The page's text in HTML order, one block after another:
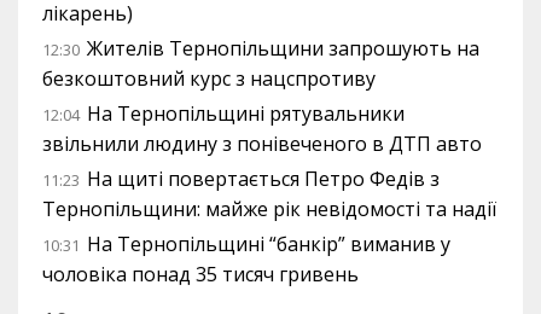
лікарень)
12:30 Жителів Тернопільщини запрошують на
безкоштовний курс з нацспротиву
12:04 На Тернопільщині рятувальники
звільнили людину з понівеченого в ДТП авто
11:23 На щиті повертається Петро Федів з
Тернопільщини: майже рік невідомості та надії
10:31 На Тернопільщині “банкір” виманив у
чоловіка понад 35 тисяч гривень